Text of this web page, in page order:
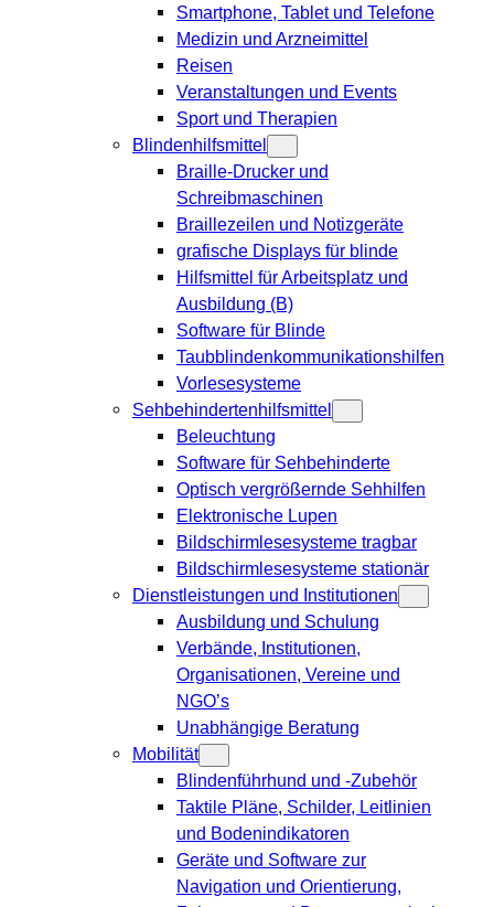
Smartphone, Tablet und Telefone
Medizin und Arzneimittel
Reisen
Veranstaltungen und Events
Sport und Therapien
Blindenhilfsmittel
Braille-Drucker und
Schreibmaschinen
Braillezeilen und Notizgeräte
grafische Displays für blinde
Hilfsmittel für Arbeitsplatz und
Ausbildung (B)
Software für Blinde
Taubblindenkommunikationshilfen
Vorlesesysteme
Sehbehindertenhilfsmittel
Beleuchtung
Software für Sehbehinderte
Optisch vergrößernde Sehhilfen
Elektronische Lupen
Bildschirmlesesysteme tragbar
Bildschirmlesesysteme stationär
Dienstleistungen und Institutionen
Ausbildung und Schulung
Verbände, Institutionen,
Organisationen, Vereine und
NGO’s
Unabhängige Beratung
Mobilität
Blindenführhund und -Zubehör
Taktile Pläne, Schilder, Leitlinien
und Bodenindikatoren
Geräte und Software zur
Navigation und Orientierung,